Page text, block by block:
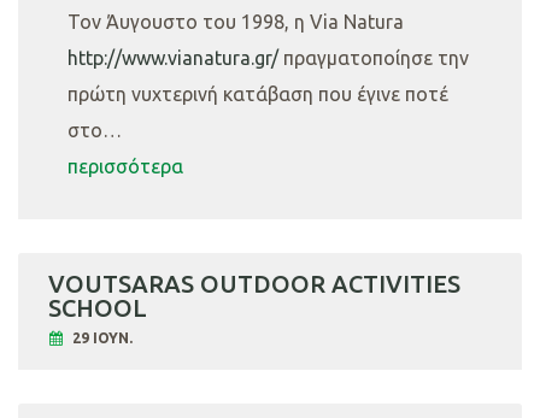
Τον Άυγουστο του 1998, η Via Natura
http://www.vianatura.gr/πραγματοποίησε την
πρώτη νυχτερινή κατάβαση που έγινε ποτέ
στο…
περισσότερα
VOUTSARAS OUTDOOR ACTIVITIES
SCHOOL
29 ΙΟΥΝ.